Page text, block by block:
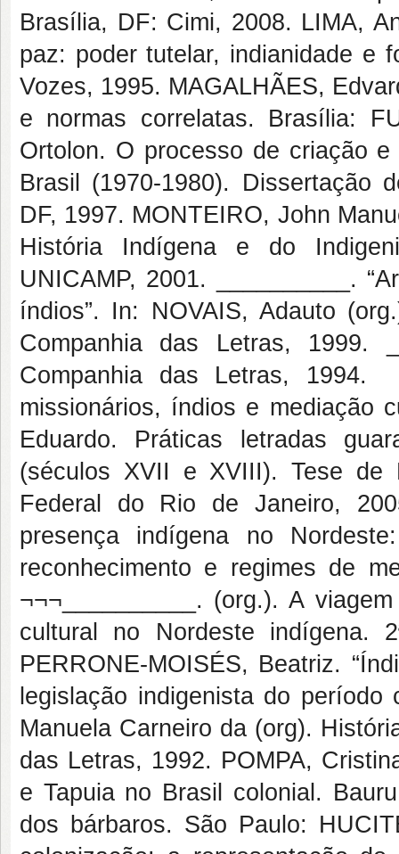
Brasília, DF: Cimi, 2008. LIMA,
paz: poder tutelar, indianidade e
Vozes, 1995. MAGALHÃES,
e normas correlatas. Brasília:
Ortolon. O processo de criação
Brasil (1970-1980). Dissertação
DF, 1997. MONTEIRO, John
História Indígena e do
UNICAMP, 2001. __________.
índios”. In: NOVAIS, Adauto
Companhia das Letras, 1999.
Companhia das Letras, 1994.
missionários, índios e mediação
Eduardo. Práticas letradas
(séculos XVII e XVIII). Tese de
Federal do Rio de Janeiro,
presença indígena no
reconhecimento e regimes de
¬¬¬__________. (org.). A
cultural no Nordeste indígena.
PERRONE-MOISÉS, Beatriz.
legislação indigenista do
Manuela Carneiro da (org).
das Letras, 1992. POMPA,
e Tapuia no Brasil colonial.
dos bárbaros. São Paulo: